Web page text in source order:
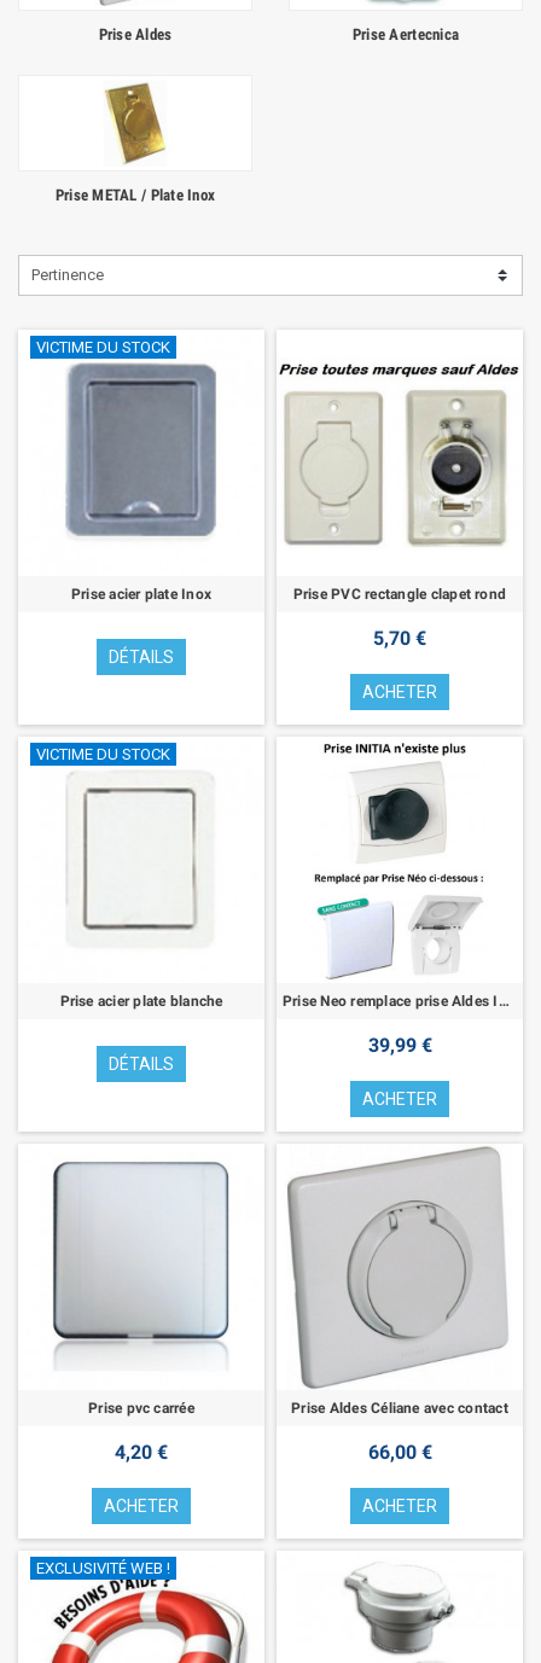
Prise Aldes Prise Aertecnica
Prise METAL / Plate Inox
Pertinence
VICTIME DU STOCK
Prise acier plate Inox
DÉTAILS
Prise PVC rectangle clapet rond
5,70 €
ACHETER
VICTIME DU STOCK
Prise acier plate blanche
DÉTAILS
Prise Neo remplace prise Aldes Initia sans contact
39,99 €
ACHETER
Prise pvc carrée
4,20 €
ACHETER
Prise Aldes Céliane avec contact
66,00 €
ACHETER
EXCLUSIVITÉ WEB !